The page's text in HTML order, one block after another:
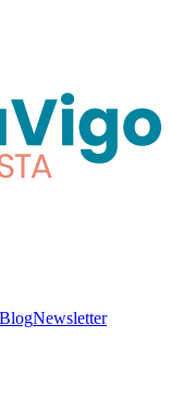
BlogNewsletter